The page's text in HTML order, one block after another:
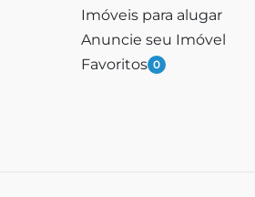
Imóveis para alugar
Anuncie seu Imóvel
Favoritos 0